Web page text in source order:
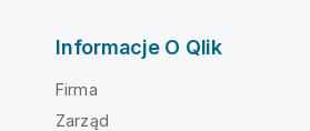
Informacje O Qlik
Firma
Zarząd